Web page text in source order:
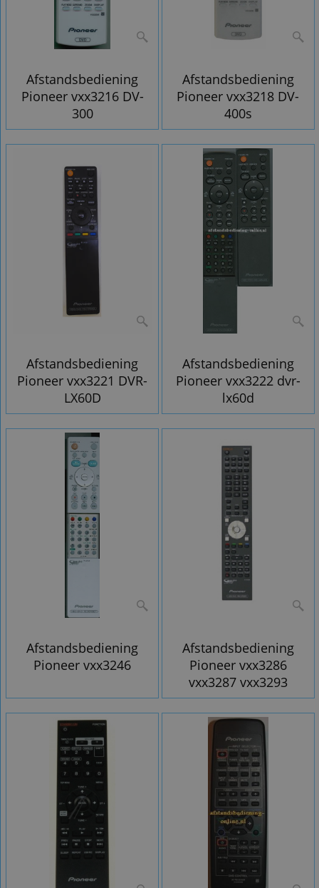
Afstandsbediening
Pioneer vxx3216 DV-
300
Afstandsbediening
Pioneer vxx3218 DV-
400s
Afstandsbediening
Pioneer vxx3221 DVR-
LX60D
Afstandsbediening
Pioneer vxx3222 dvr-
lx60d
Afstandsbediening
Pioneer vxx3246
Afstandsbediening
Pioneer vxx3286
vxx3287 vxx3293